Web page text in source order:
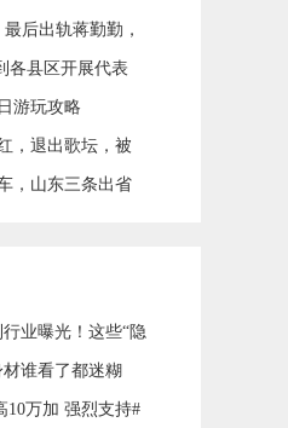
后出轨蒋勤勤，
各县区开展代表
游玩攻略
，退出歌坛，被
样，山东三条出省
行业曝光！这些“隐
谁看了都迷糊
10万加 强烈支持#